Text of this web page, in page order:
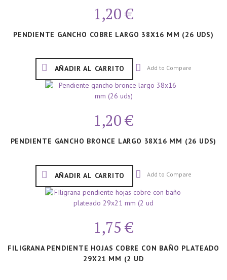
1,20 €
PENDIENTE GANCHO COBRE LARGO 38X16 MM (26 UDS)
AÑADIR AL CARRITO Add to Compare
1,20 €
PENDIENTE GANCHO BRONCE LARGO 38X16 MM (26 UDS)
AÑADIR AL CARRITO Add to Compare
1,75 €
FILIGRANA PENDIENTE HOJAS COBRE CON BAÑO PLATEADO
29X21 MM (2 UD